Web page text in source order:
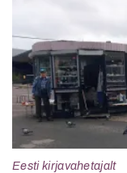
Eesti kirjavahetajalt